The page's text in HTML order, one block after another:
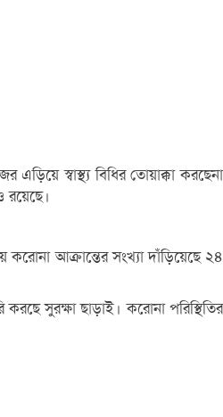
স্বাস্থ্য বি‌ধির তোয়াক্কা ক‌রছেনা
র‌য়ে‌ছে।
আক্রান্তের সংখ্যা দাঁড়িয়েছে ২৪
সুরক্ষা ছাড়াই। ক‌রোনা প‌রি‌স্থি‌তির